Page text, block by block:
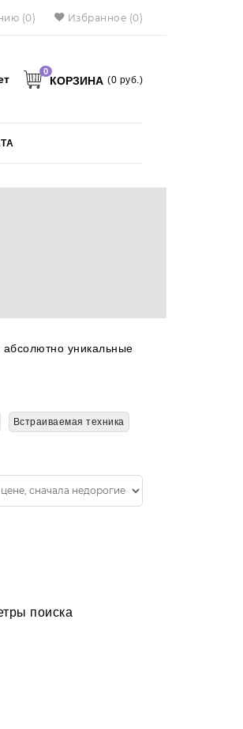
(0) Избранное (0)
КОРЗИНА
0
(0 руб.)
уникальные
Встраиваемая техника
поиска